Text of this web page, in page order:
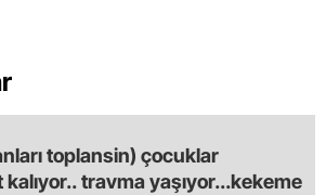
toplansin) çocuklar
travma yaşıyor...kekeme